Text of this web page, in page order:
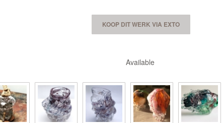
KOOP DIT WERK VIA EXTO
Available